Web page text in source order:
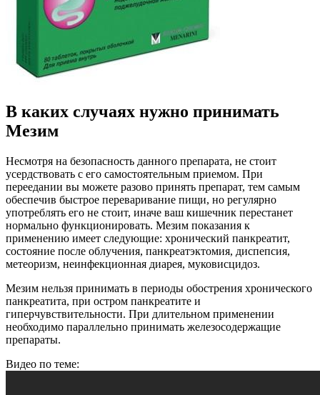
В каких случаях нужно принимать
Мезим
Несмотря на безопасность данного препарата, не стоит
усердствовать с его самостоятельным приемом. При
переедании вы можете разово принять препарат, тем самым
обеспечив быстрое переваривание пищи, но регулярно
употреблять его не стоит, иначе ваш кишечник перестанет
нормально функционировать. Мезим показания к
применению имеет следующие: хронический панкреатит,
состояние после облучения, панкреатэктомия, диспепсия,
метеоризм, неинфекционная диарея, муковисцидоз.
Мезим нельзя принимать в периоды обострения хронического
панкреатита, при остром панкреатите и
гиперчувствительности. При длительном применении
необходимо параллельно принимать железосодержащие
препараты.
Видео по теме: